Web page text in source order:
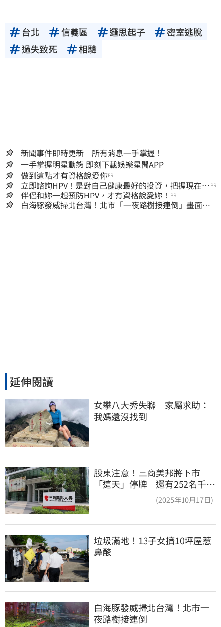
台北 信義區 邏思起子
密室逃脫
過失致死
相驗
新聞事件即時更新 所有消息一手掌握！
一手掌握明星動態 即刻下載娛樂星聞APP
做到這點才有資格說愛你PR
立即諮詢HPV！是對自己健康最好的投資，把握現在不
嫌晚！
PR
伴侶和妳一起預防HPV，才有資格說愛妳！ PR
白海豚發威掃北台灣！北市「一夜路樹接連倒」畫面
延伸閱讀
女攀八大秀失聯　家屬求助：
我媽還沒找到
股東注意！三商美邦將下市
「這天」停牌 還有252名千張
(2025年10月17日)
垃圾滿地！13子女擠10坪屋惹
鼻酸
白海豚發威掃北台灣！北市一
夜路樹接連倒